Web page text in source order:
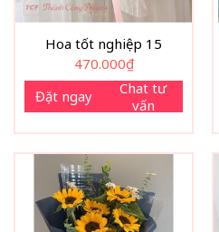
Hoa tốt nghiệp 15
470.000₫
Đặt ngay
Chat tư
vấn